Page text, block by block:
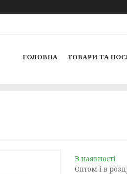
ГОЛОВНА ТОВАРИ ТА
В наявності
Оптом і в